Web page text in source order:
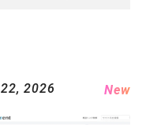
22, 2026 New